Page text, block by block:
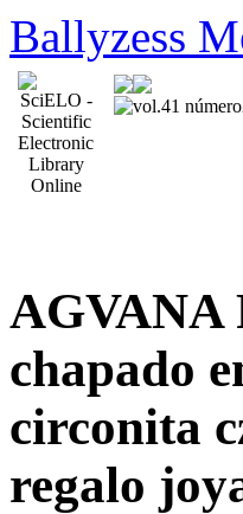
Ballyzess
AGVANA
chapado
circonita
regalo